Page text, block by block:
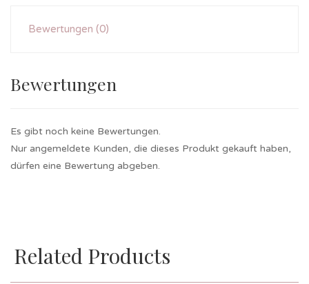
Bewertungen (0)
Bewertungen
Es gibt noch keine Bewertungen.
Nur angemeldete Kunden, die dieses Produkt gekauft haben,
dürfen eine Bewertung abgeben.
Related Products